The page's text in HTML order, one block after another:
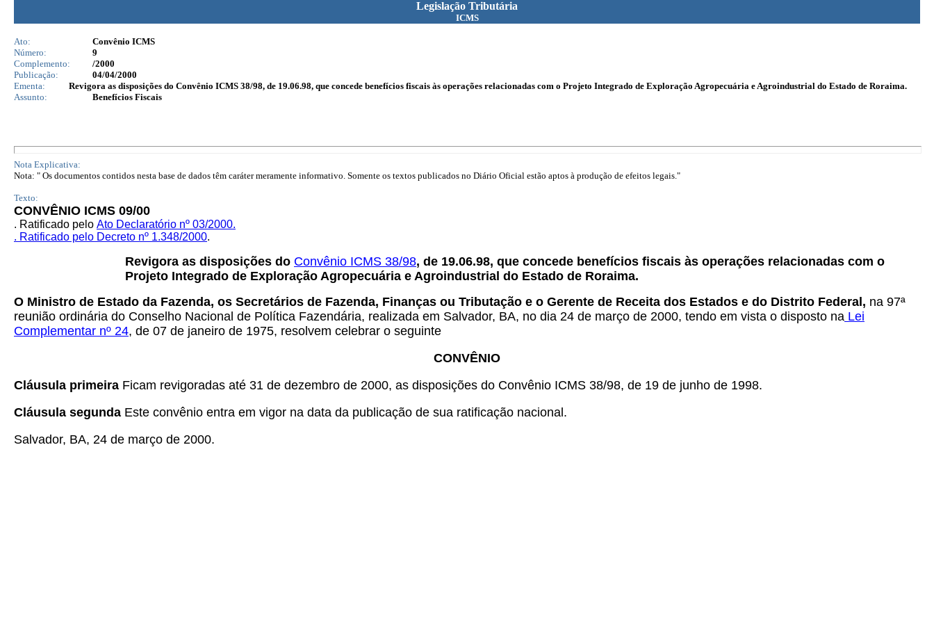
Legislação Tributária
ICMS
Ato:
Convênio ICMS
Número:
9
Complemento:
/2000
Publicação:
04/04/2000
Ementa:
Revigora as disposições do Convênio ICMS 38/98, de 19.06.98, que concede benefícios fiscais às operações relacionadas com o Projeto Integrado de Exploração Agropecuária e Agroindustrial do Estado de Roraima.
Assunto:
Benefícios Fiscais
Nota Explicativa:
Nota: " Os documentos contidos nesta base de dados têm caráter meramente informativo. Somente os textos publicados no Diário Oficial estão aptos à produção de efeitos legais."
Texto:
CONVÊNIO ICMS 09/00
. Ratificado pelo Ato Declaratório nº 03/2000.
. Ratificado pelo Decreto nº 1.348/2000.
Revigora as disposições do Convênio ICMS 38/98, de 19.06.98, que concede benefícios fiscais às operações relacionadas com o
Projeto Integrado de Exploração Agropecuária e Agroindustrial do Estado de Roraima.
O Ministro de Estado da Fazenda, os Secretários de Fazenda, Finanças ou Tributação e o Gerente de Receita dos Estados e do Distrito Federal, na 97ª
reunião ordinária do Conselho Nacional de Política Fazendária, realizada em Salvador, BA, no dia 24 de março de 2000, tendo em vista o disposto na Lei
Complementar nº 24, de 07 de janeiro de 1975, resolvem celebrar o seguinte
CONVÊNIO
Cláusula primeira Ficam revigoradas até 31 de dezembro de 2000, as disposições do Convênio ICMS 38/98, de 19 de junho de 1998.
Cláusula segunda Este convênio entra em vigor na data da publicação de sua ratificação nacional.
Salvador, BA, 24 de março de 2000.